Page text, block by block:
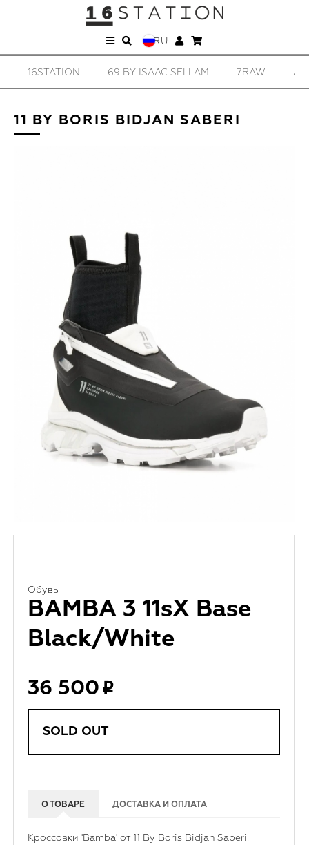
RU
16STATION 69 BY ISAAC SELLAM 7RAW
11 BY BORIS BIDJAN SABERI
Обувь
BAMBA 3 11sX Base
Black/White
36 500
SOLD OUT
О ТОВАРЕ ДОСТАВКА И ОПЛАТА
Кроссовки 'Bamba' от 11 By Boris Bidjan Saberi.